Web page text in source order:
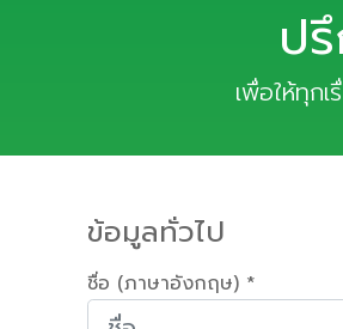
ป
เพื่อให้ทุก
ข้อมูลทั่วไป
ชื่อ (ภาษาอังกฤษ) *